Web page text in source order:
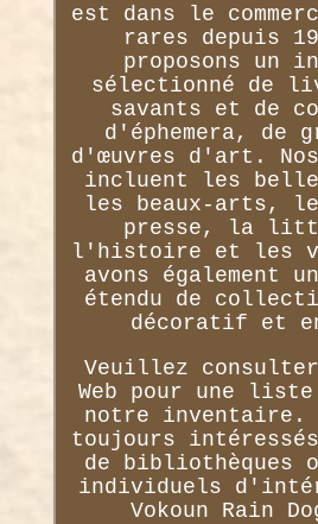
est dans le
rares depuis
proposons un
sélectionné de
savants et de
d'éphemera, de
d'œuvres d'art.
incluent les
les beaux-arts,
presse, la
l'histoire et les
avons également
étendu de
décoratif et
Veuillez
Web pour une liste
notre inventaire.
toujours
de bibliothèques
individuels
Vokoun Rain